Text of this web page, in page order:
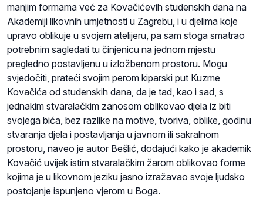
manjim formama već za Kovačićevih studenskih dana na
Akademiji likovnih umjetnosti u Zagrebu, i u djelima koje
upravo oblikuje u svojem atelijeru, pa sam stoga smatrao
potrebnim sagledati tu činjenicu na jednom mjestu
pregledno postavljenu u izložbenom prostoru. Mogu
svjedočiti, prateći svojim perom kiparski put Kuzme
Kovačića od studenskih dana, da je tad, kao i sad, s
jednakim stvaralačkim zanosom oblikovao djela iz biti
svojega bića, bez razlike na motive, tvoriva, oblike, godinu
stvaranja djela i postavljanja u javnom ili sakralnom
prostoru, naveo je autor Bešlić, dodajući kako je akademik
Kovačić uvijek istim stvaralačkim žarom oblikovao forme
kojima je u likovnom jeziku jasno izražavao svoje ljudsko
postojanje ispunjeno vjerom u Boga.